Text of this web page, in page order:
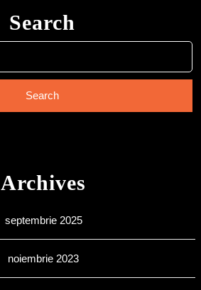
Search
Archives
septembrie 2025
noiembrie 2023